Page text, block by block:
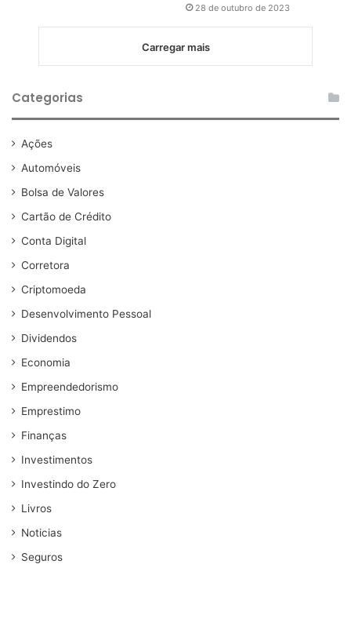
28 de outubro de 2023
Carregar mais
Categorias
Ações
Automóveis
Bolsa de Valores
Cartão de Crédito
Conta Digital
Corretora
Criptomoeda
Desenvolvimento Pessoal
Dividendos
Economia
Empreendedorismo
Emprestimo
Finanças
Investimentos
Investindo do Zero
Livros
Noticias
Seguros